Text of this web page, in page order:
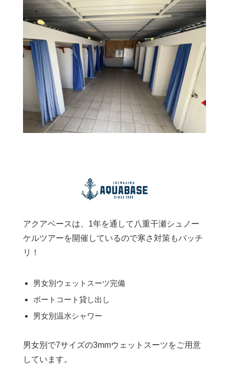
アクアベースは、1年を通して八重干瀬シュノー
ケルツアーを開催しているので寒さ対策もバッチ
リ！
男女別ウェットスーツ完備
ボートコート貸し出し
男女別温水シャワー
男女別で7サイズの3mmウェットスーツをご用意
しています。